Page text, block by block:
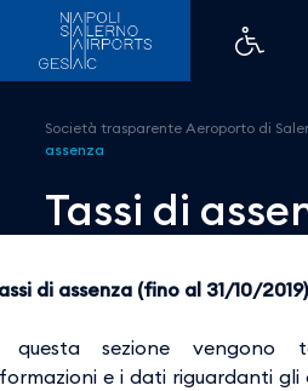
Tassi di assenza
Società trasparente Aeroporto di
assenza
Tassi di
di assenza (fino al 31/10/2019)
questa sezione vengono
e i dati riguardanti